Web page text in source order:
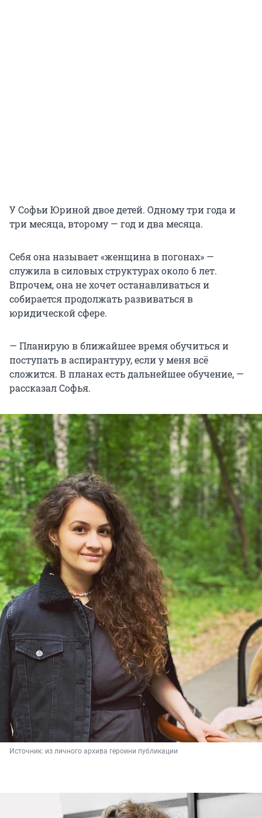
У Софьи Юриной двое детей. Одному три года и
три месяца, второму — год и два месяца.
Себя она называет «женщина в погонах» —
служила в силовых структурах около 6 лет.
Впрочем, она не хочет останавливаться и
собирается продолжать развиваться в
юридической сфере.
— Планирую в ближайшее время обучиться и
поступать в аспирантуру, если у меня всё
сложится. В планах есть дальнейшее обучение, —
рассказал Софья.
Источник: из личного архива героини публикации